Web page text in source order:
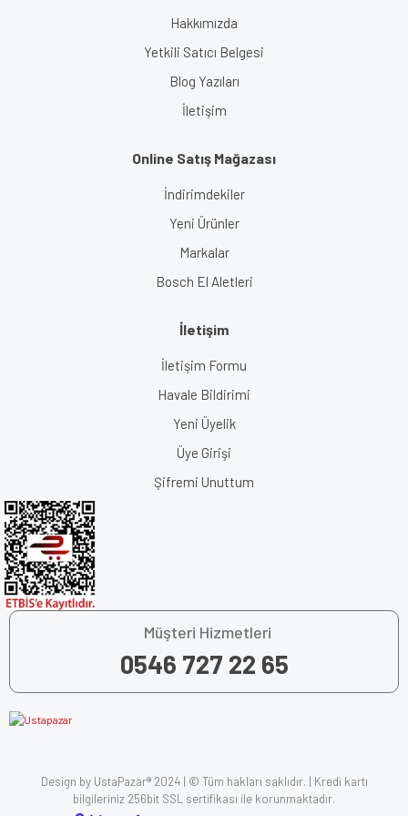
Hakkımızda
Yetkili Satıcı Belgesi
Blog Yazıları
İletişim
Online Satış Mağazası
İndirimdekiler
Yeni Ürünler
Markalar
Bosch El Aletleri
İletişim
İletişim Formu
Havale Bildirimi
Yeni Üyelik
Üye Girişi
Şifremi Unuttum
Müşteri Hizmetleri
0546 727 22 65
Design by UstaPazar® 2024 | © Tüm hakları saklıdır. | Kredi kartı
bilgileriniz 256bit SSL sertifikası ile korunmaktadır.